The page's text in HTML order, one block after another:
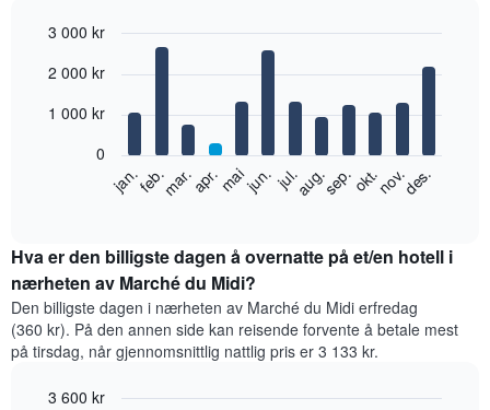
chart
12
Diagrammet
for
et
rom
per
måned
Diagrammets
X-
graphic.
jan.feb.mar.apr.maijun.jul.aug.sep.okt.nov.des.
0
1 000 kr
2 000 kr
3 000 kr
Hva er den billigste dagen å overnatte på et/en hotell i
nærheten av Marché du Midi?
Den billigste dagen i nærheten av Marché du Midi erfredag
(360 kr). På den annen side kan reisende forvente å betale mest
på tirsdag, når gjennomsnittlig nattlig pris er 3 133 kr.
3 600 kr